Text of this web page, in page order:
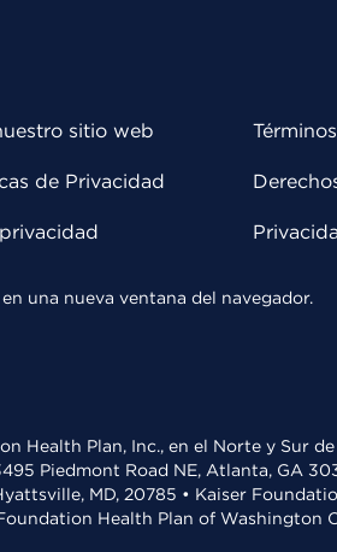
sitio web
de Privacidad
una nueva ventana del navegador.
Health Plan, Inc., en el Norte y Sur
Piedmont Road NE, Atlanta, GA
MD, 20785 • Kaiser
Health Plan of Washington